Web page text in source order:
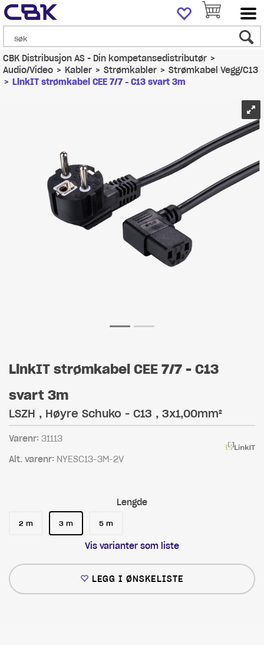
CBK Distribusjon AS - Din kompetansedistributør>
Audio/Video>Kabler>Strømkabler>Strømkabel Vegg/C13
>LinkIT strømkabel CEE 7/7 - C13 svart 3m
LinkIT strømkabel CEE 7/7 - C13
svart 3m
LSZH , Høyre Schuko - C13 , 3x1,00mm²
Varenr: 31113
Alt. varenr: NYESC13-3M-2V
Lengde
2 m 3 m 5 m
Vis varianter som liste
LEGG I ØNSKELISTE